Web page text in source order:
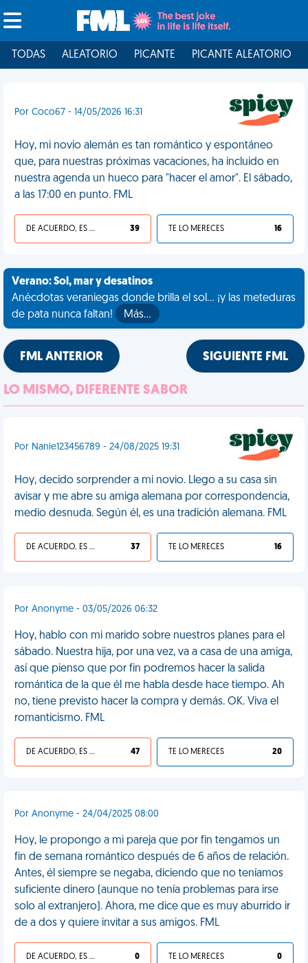
TODAS ALEATORIO PICANTE PICANTE ALEATORIO
Por Coco67 - 14/05/2026 16:31
Hoy, mi novio alemán es tan romántico y espontáneo
que, para nuestras próximas vacaciones, ha incluido en
nuestra agenda un hueco para "hacer el amor". El sábado,
a las 17:00 en punto. FML
DE ACUERDO, ES UNA VIDA HP 39 TE LO MERECES 16
Verano: Sol, mar y desatinos
Anécdotas veraniegas donde brilla el sol... ¡y las meteduras
de pata nunca faltan!
Más…
FML ANTERIOR SIGUIENTE FML
LO MISMO, DIFERENTE SABOR
Por Nanie123456789 - 24/08/2025 19:31
Hoy, decido sorprender a mi novio. Llego a su casa sin
avisar y me abre su amiga alemana por correspondencia,
medio desnuda. Según él, es una tradición alemana. FML
DE ACUERDO, ES UNA VIDA HP 37 TE LO MERECES 16
Por Anonyme - 03/05/2026 06:32
Hoy, hablo con mi marido sobre nuestros planes para el
sábado. Nuestra hija, por una vez, va a casa de una amiga,
así que pienso que por fin podremos hacer la salida
romántica de la que él me habla desde hace tiempo. Ah
no, tiene previsto hacer la compra y demás. OK. Viva el
romanticismo. FML
DE ACUERDO, ES UNA VIDA HP 47 TE LO MERECES 20
Por Anonyme - 24/04/2025 08:00
Hoy, le propongo a mi pareja que por fin tengamos un
fin de semana romántico después de 6 años de relación.
Antes, él siempre se negaba, diciendo que no teníamos
suficiente dinero (aunque no tenía problemas para irse
solo al extranjero). Ahora, me dice que es muy aburrido ir
de a dos y quiere invitar a sus amigos. FML
DE ACUERDO, ES UNA VIDA HP 0 TE LO MERECES 0